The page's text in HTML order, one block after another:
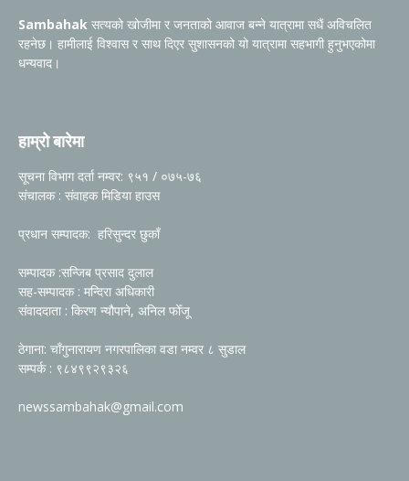
Sambahak सत्यको खोजीमा र जनताको आवाज बन्ने यात्रामा सधैं अविचलित
रहनेछ। हामीलाई विश्वास र साथ दिएर सुशासनको यो यात्रामा सहभागी हुनुभएकोमा
धन्यवाद।
हाम्रो बारेमा
सूचना विभाग दर्ता नम्वर: ९५१ / ०७५-७६
संचालक : संवाहक मिडिया हाउस
प्रधान सम्पादक: हरिसुन्दर छुकाँ
सम्पादक :सन्जिब प्रसाद दुलाल
सह-सम्पादक : मन्दिरा अधिकारी
संवाददाता : किरण न्यौपाने, अनिल फोँजू
ठेगाना: चाँगुनारायण नगरपालिका वडा नम्वर ८ सुडाल
सम्पर्क : ९८४९९२९३२६
newssambahak@gmail.com